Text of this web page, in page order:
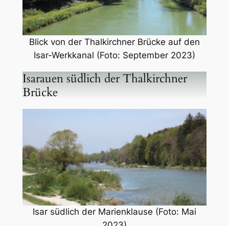
Blick von der Thalkirchner Brücke auf den
Isar-Werkkanal (Foto: September 2023)
Isarauen südlich der Thalkirchner
Brücke
Isar südlich der Marienklause (Foto: Mai